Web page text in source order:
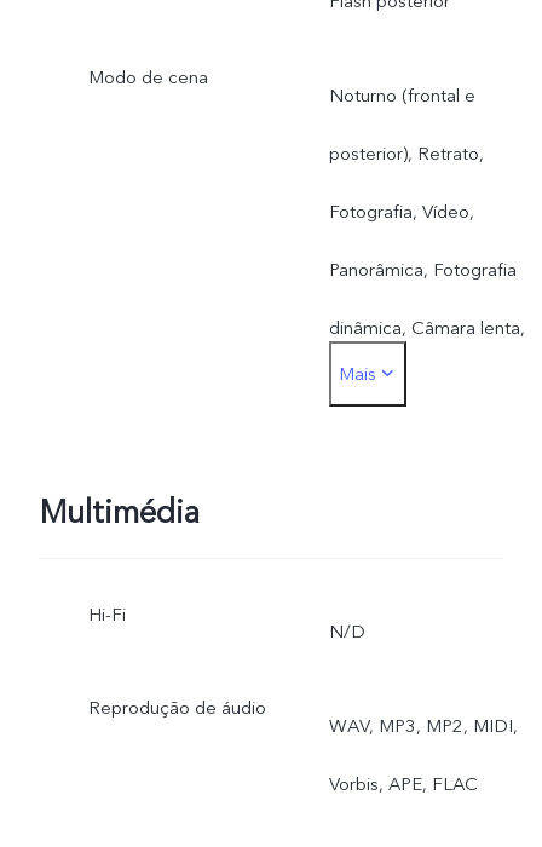
Modo de cena
Noturno (frontal e
posterior), Retrato,
Fotografia, Vídeo,
Panorâmica, Fotografia
dinâmica, Câmara lenta,
Lapso de tempo, Pro,
Mais
Multimédia
Hi-Fi
N/D
Reprodução de áudio
WAV, MP3, MP2, MIDI,
Vorbis, APE, FLAC